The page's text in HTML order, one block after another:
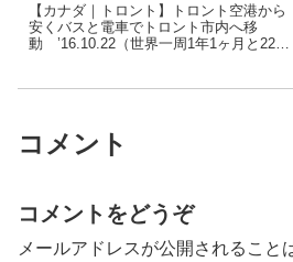
【カナダ｜トロント】トロント空港から
安くバスと電車でトロント市内へ移
動 ’16.10.22（世界一周1年1ヶ月と22日
コメント
コメントをどうぞ
メールアドレスが公開されること